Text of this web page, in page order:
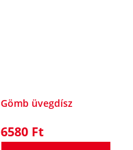
Gömb üvegdísz
6580 Ft